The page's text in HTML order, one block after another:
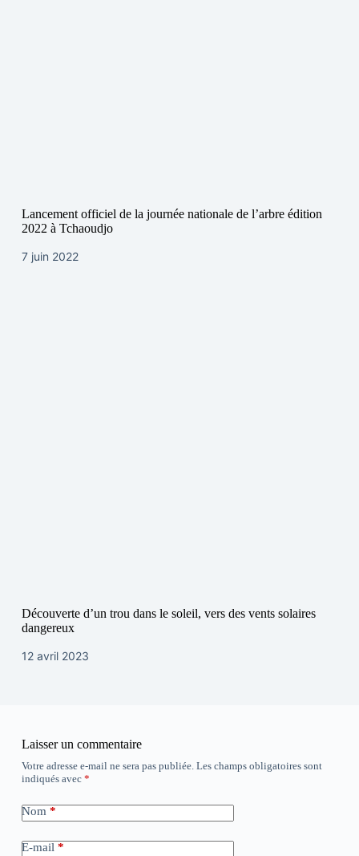
Lancement officiel de la journée nationale de l’arbre édition
2022 à Tchaoudjo
7 juin 2022
Découverte d’un trou dans le soleil, vers des vents solaires
dangereux
12 avril 2023
Laisser un commentaire
Votre adresse e-mail ne sera pas publiée. Les champs obligatoires sont
indiqués avec *
Nom*
E-mail*